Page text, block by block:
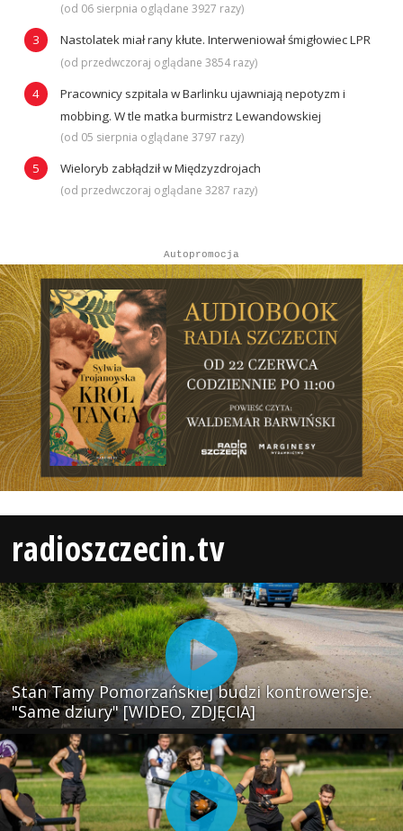
(od 06 sierpnia oglądane 3927 razy)
Nastolatek miał rany kłute. Interweniował śmigłowiec LPR
(od przedwczoraj oglądane 3854 razy)
Pracownicy szpitala w Barlinku ujawniają nepotyzm i
mobbing. W tle matka burmistrz Lewandowskiej
(od 05 sierpnia oglądane 3797 razy)
Wieloryb zabłądził w Międzyzdrojach
(od przedwczoraj oglądane 3287 razy)
Autopromocja
radioszczecin.tv
Stan Tamy Pomorzańskiej budzi kontrowersje.
"Same dziury" [WIDEO, ZDJĘCIA]